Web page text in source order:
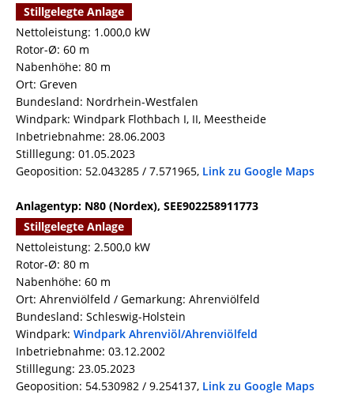
Stillgelegte Anlage
Nettoleistung: 1.000,0 kW
Rotor-Ø: 60 m
Nabenhöhe: 80 m
Ort: Greven
Bundesland: Nordrhein-Westfalen
Windpark: Windpark Flothbach I, II, Meestheide
Inbetriebnahme: 28.06.2003
Stilllegung: 01.05.2023
Geoposition: 52.043285 / 7.571965, Link zu Google Maps
Anlagentyp: N80 (Nordex), SEE902258911773
Stillgelegte Anlage
Nettoleistung: 2.500,0 kW
Rotor-Ø: 80 m
Nabenhöhe: 60 m
Ort: Ahrenviölfeld / Gemarkung: Ahrenviölfeld
Bundesland: Schleswig-Holstein
Windpark: Windpark Ahrenviöl/Ahrenviölfeld
Inbetriebnahme: 03.12.2002
Stilllegung: 23.05.2023
Geoposition: 54.530982 / 9.254137, Link zu Google Maps